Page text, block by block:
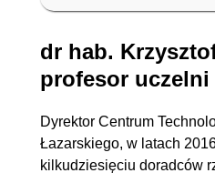
dr hab.
profesor uczelni
Dyrektor Centrum
Łazarskiego, w latach
kilkudziesięciu doradców